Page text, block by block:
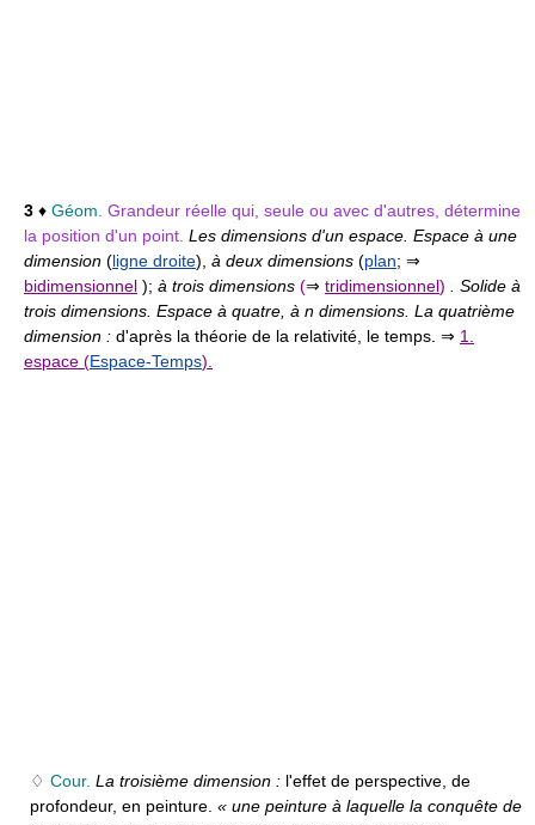
3 ♦ Géom. Grandeur réelle qui, seule ou avec d'autres, détermine
la position d'un point. Les dimensions d'un espace. Espace à une
dimension (ligne droite), à deux dimensions (plan; ⇒
bidimensionnel ); à trois dimensions (⇒ tridimensionnel) . Solide à
trois dimensions. Espace à quatre, à n dimensions. La quatrième
dimension : d'après la théorie de la relativité, le temps. ⇒ 1.
espace (Espace-Temps).
♢ Cour. La troisième dimension : l'effet de perspective, de
profondeur, en peinture. « une peinture à laquelle la conquête de